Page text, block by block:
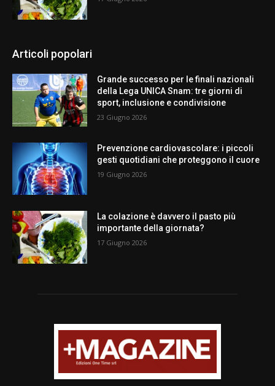
Articoli popolari
Grande successo per le finali nazionali
della Lega UNICA Snam: tre giorni di
sport, inclusione e condivisione
23 Giugno 2026
Prevenzione cardiovascolare: i piccoli
gesti quotidiani che proteggono il cuore
19 Giugno 2026
La colazione è davvero il pasto più
importante della giornata?
17 Giugno 2026